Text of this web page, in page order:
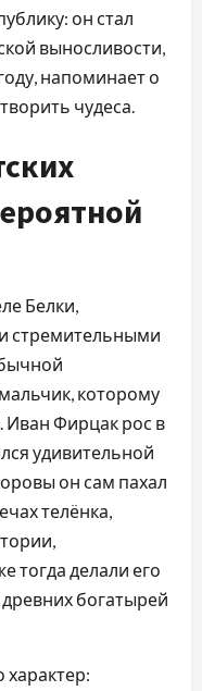
он стал
выносливости,
напоминает о
чудеса.
Белки,
стремительными
которому
Иван Фирцак рос в
удивительной
он сам пахал
телёнка,
тогда делали его
богатырей
характер: